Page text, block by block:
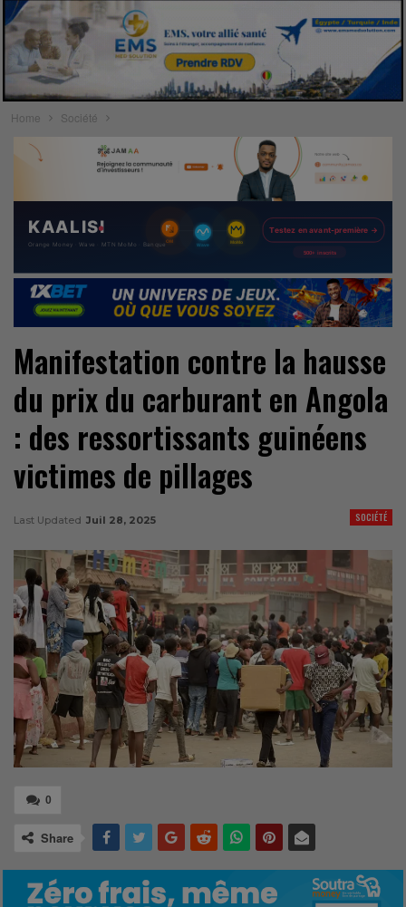
Home Société
Manifestation contre la hausse
du prix du carburant en Angola
: des ressortissants guinéens
victimes de pillages
SOCIÉTÉ
Last Updated Juil 28, 2025
0
Share